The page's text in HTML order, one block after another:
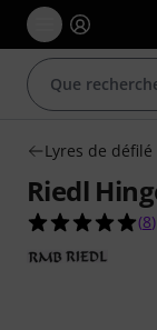
Lyres de défilé
Riedl
(8)